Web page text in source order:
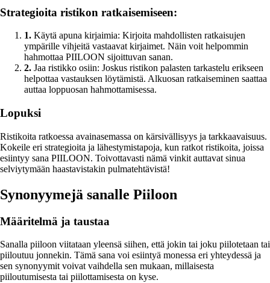
Strategioita ristikon ratkaisemiseen:
1. Käytä apuna kirjaimia: Kirjoita mahdollisten ratkaisujen
ympärille vihjeitä vastaavat kirjaimet. Näin voit helpommin
hahmottaa PIILOON sijoittuvan sanan.
2. Jaa ristikko osiin: Joskus ristikon palasten tarkastelu erikseen
helpottaa vastauksen löytämistä. Alkuosan ratkaiseminen saattaa
auttaa loppuosan hahmottamisessa.
Lopuksi
Ristikoita ratkoessa avainasemassa on kärsivällisyys ja tarkkaavaisuus.
Kokeile eri strategioita ja lähestymistapoja, kun ratkot ristikoita, joissa
esiintyy sana PIILOON. Toivottavasti nämä vinkit auttavat sinua
selviytymään haastavistakin pulmatehtävistä!
Synonyymejä sanalle Piiloon
Määritelmä ja taustaa
Sanalla piiloon viitataan yleensä siihen, että jokin tai joku piilotetaan tai
piiloutuu jonnekin. Tämä sana voi esiintyä monessa eri yhteydessä ja
sen synonyymit voivat vaihdella sen mukaan, millaisesta
piiloutumisesta tai piilottamisesta on kyse.